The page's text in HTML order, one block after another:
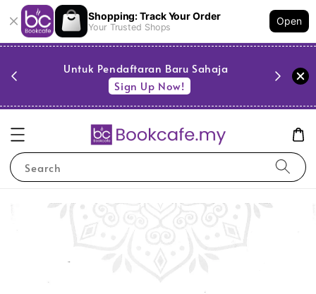
Shopping: Track Your Order
Your Trusted Shops
Open
Untuk Pendaftaran Baru Sahaja
Sign Up Now!
Search